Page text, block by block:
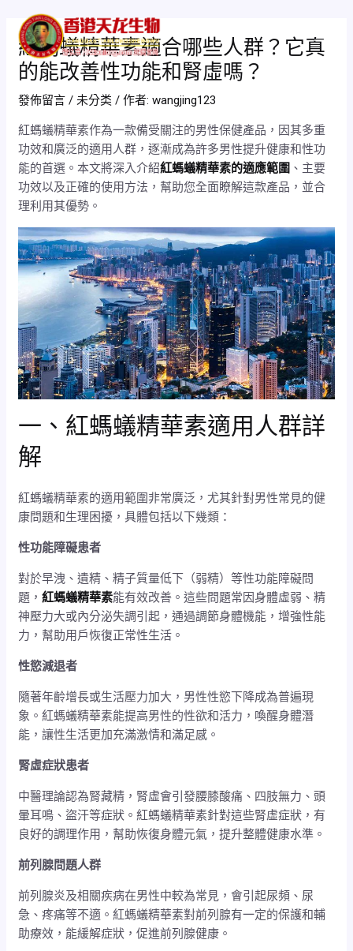
紅螞蟻精華素適合哪些人群？它真
的能改善性功能和腎虛嗎？
發佈留言 / 未分类 / 作者:wangjing123
紅螞蟻精華素作為一款備受關注的男性保健產品，因其多重
功效和廣泛的適用人群，逐漸成為許多男性提升健康和性功
能的首選。本文將深入介紹紅螞蟻精華素的適應範圍 、主要
功效以及正確的使用方法，幫助您全面瞭解這款產品，並合
理利用其優勢。
一、紅螞蟻精華素適用人群詳
解
紅螞蟻精華素的適用範圍非常廣泛，尤其針對男性常見的健
康問題和生理困擾，具體包括以下幾類：
性功能障礙患者
對於早洩、遺精、精子質量低下（弱精）等性功能障礙問
題，紅螞蟻精華素能有效改善。這些問題常因身體虛弱、精
神壓力大或內分泌失調引起，通過調節身體機能，增強性能
力，幫助用戶恢復正常性生活。
性慾減退者
隨著年齡增長或生活壓力加大，男性性慾下降成為普遍現
象。紅螞蟻精華素能提高男性的性欲和活力，喚醒身體潛
能，讓性生活更加充滿激情和滿足感。
腎虛症狀患者
中醫理論認為腎藏精，腎虛會引發腰膝酸痛、四肢無力、頭
暈耳鳴、盜汗等症狀。紅螞蟻精華素針對這些腎虛症狀，有
良好的調理作用，幫助恢復身體元氣，提升整體健康水準。
前列腺問題人群
前列腺炎及相關疾病在男性中較為常見，會引起尿頻、尿
急、疼痛等不適。紅螞蟻精華素對前列腺有一定的保護和輔
助療效，能緩解症狀，促進前列腺健康。
navigation